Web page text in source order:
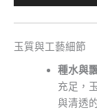
玉質與工藝細節
種水與
充足，
與清透